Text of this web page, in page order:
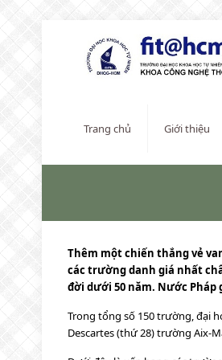
Trang chủ Giới thiệu
Thêm một chiến thắng vẻ
các trường danh giá nhất
đời dưới 50 năm. Nước
Trong tổng số 150 trường, đại
Descartes (thứ 28) trường Aix-